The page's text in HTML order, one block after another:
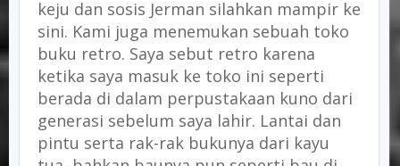
keju dan sosis Jerman silahkan mampir ke
sini. Kami juga menemukan sebuah toko
buku retro. Saya sebut retro karena
ketika saya masuk ke toko ini seperti
berada di dalam perpustakaan kuno dari
generasi sebelum saya lahir. Lantai dan
pintu serta rak-rak bukunya dari kayu